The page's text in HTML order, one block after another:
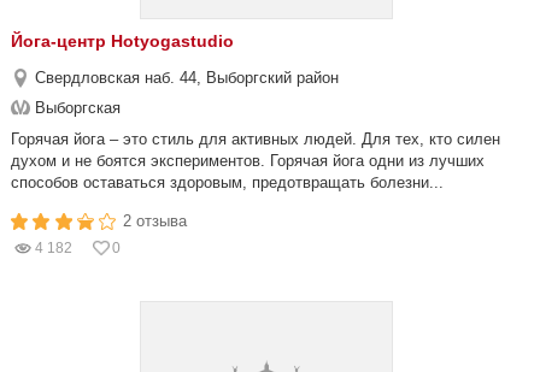
Йога-центр Hotyogastudio
Свердловская наб. 44, Выборгский район
Выборгская
Горячая йога – это стиль для активных людей. Для тех, кто силен
духом и не боятся экспериментов. Горячая йога одни из лучших
способов оставаться здоровым, предотвращать болезни...
2 отзыва
4 182 0